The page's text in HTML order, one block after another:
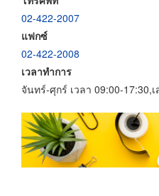
02-422-2007
แฟกซ์
02-422-2008
เวลาทำการ
จันทร์-ศุกร์ เวลา 09:00-17:30,